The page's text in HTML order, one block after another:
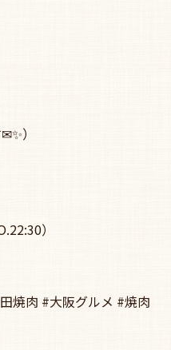
）
）
焼肉 #大阪グルメ #焼肉